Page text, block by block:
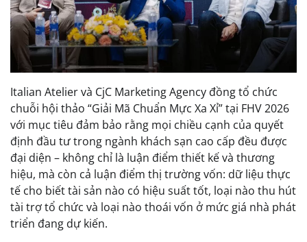
Italian Atelier và CjC Marketing Agency đồng tổ chức
chuỗi hội thảo “Giải Mã Chuẩn Mực Xa Xỉ” tại FHV 2026
với mục tiêu đảm bảo rằng mọi chiều cạnh của quyết
định đầu tư trong ngành khách sạn cao cấp đều được
đại diện – không chỉ là luận điểm thiết kế và thương
hiệu, mà còn cả luận điểm thị trường vốn: dữ liệu thực
tế cho biết tài sản nào có hiệu suất tốt, loại nào thu hút
tài trợ tổ chức và loại nào thoái vốn ở mức giá nhà phát
triển đang dự kiến.